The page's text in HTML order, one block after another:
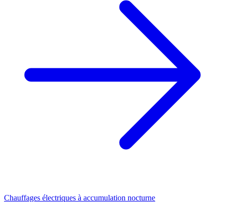
Chauffages électriques à accumulation nocturne